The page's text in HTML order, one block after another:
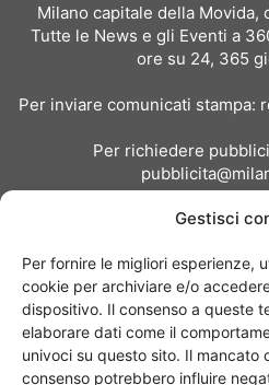
Gestisci
Per fornire le migliori esperienze,
cookie per archiviare e/o
dispositivo. Il consenso a queste
elaborare dati come il
univoci su questo sito. Il mancato
consenso potrebbero influire
Milano capitale della Movida,
Tutte le News e gli Eventi a
ore su 24, 365
Per inviare comunicati stampa:
Per richiedere